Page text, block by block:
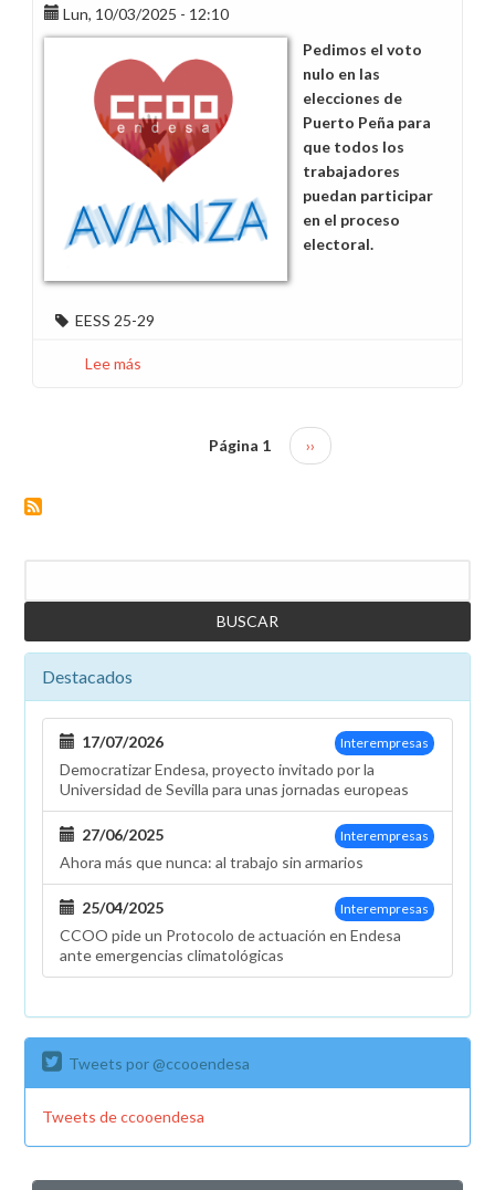
serlo
con
sus
trabajadores
Lun, 10/03/2025 - 12:10
Pedimos el voto
nulo en las
elecciones de
Puerto Peña para
que todos los
trabajadores
puedan participar
en el proceso
electoral.
EESS 25-29
Lee más
Página 1
Siguiente
página
››
Destacados
Interempresas
17/07/2026
Democratizar Endesa, proyecto invitado por la
Universidad de Sevilla para unas jornadas europeas
Interempresas
27/06/2025
Ahora más que nunca: al trabajo sin armarios
Interempresas
25/04/2025
CCOO pide un Protocolo de actuación en Endesa
ante emergencias climatológicas
Tweets por @ccooendesa
Tweets de ccooendesa